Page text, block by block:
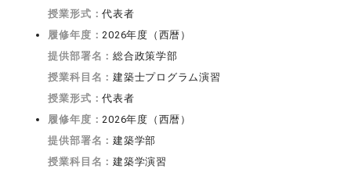
授業形式：代表者
履修年度：2026年度（西暦）
提供部署名：総合政策学部
授業科目名：建築士プログラム演習
授業形式：代表者
履修年度：2026年度（西暦）
提供部署名：建築学部
授業科目名：建築学演習